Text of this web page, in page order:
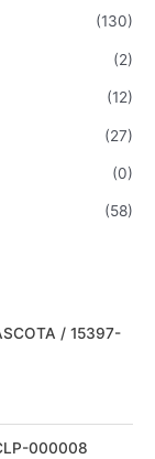
(130)
(2)
(12)
(27)
(0)
(58)
/ 15397-
000008